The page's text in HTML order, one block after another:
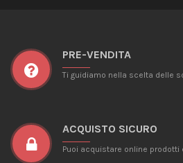
PRE-VENDITA
Ti guidiamo nella scelta delle
ACQUISTO SICURO
Puoi acquistare online prodotti